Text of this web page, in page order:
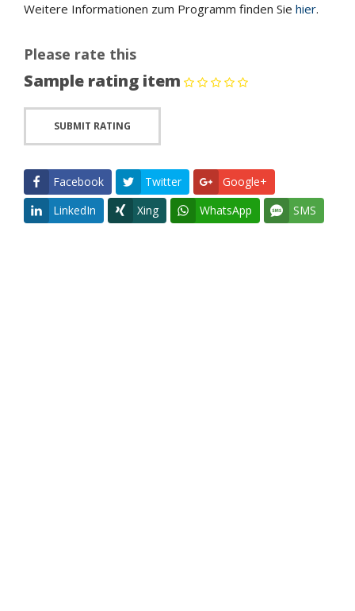
Weitere Informationen zum Programm finden Sie hier.
Please rate this
Sample rating item
Facebook Twitter
Google+
LinkedIn
Xing WhatsApp SMS